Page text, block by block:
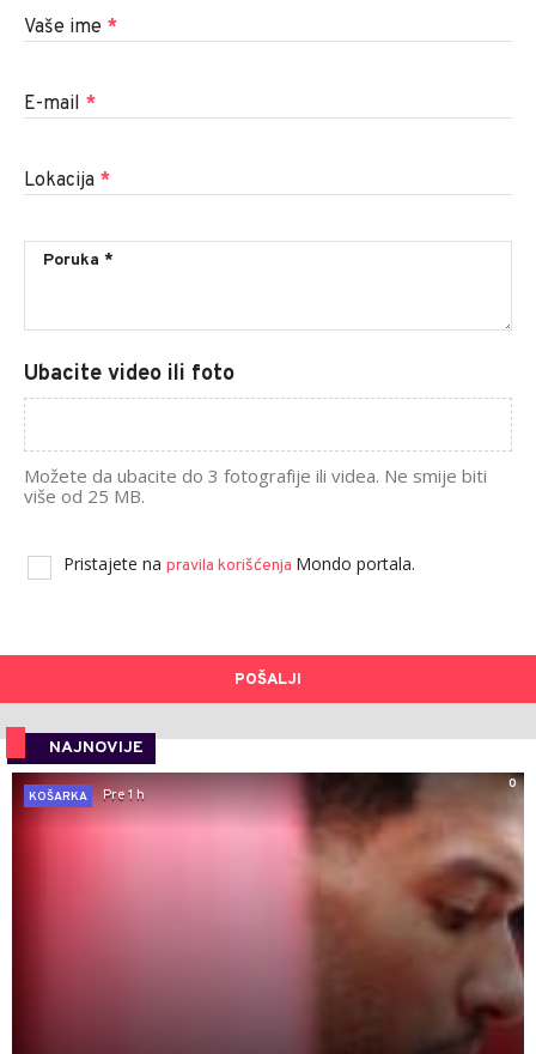
Vaše ime *
E-mail *
Lokacija *
Ubacite video ili foto
Možete da ubacite do 3 fotografije ili videa. Ne smije biti
više od 25 MB.
Pristajete na pravila korišćenja Mondo portala.
POŠALJI
NAJNOVIJE
0
KOŠARKA
Pre 1 h